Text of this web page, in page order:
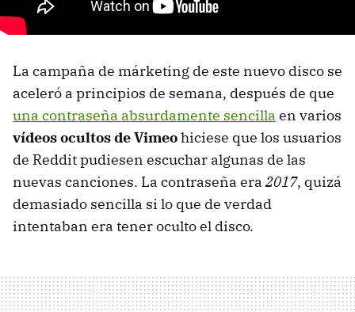
La campaña de márketing de este nuevo disco se
aceleró a principios de semana, después de que
una contraseña absurdamente sencilla en varios
vídeos ocultos de Vimeohiciese que los usuarios
de Reddit pudiesen escuchar algunas de las
nuevas canciones. La contraseña era2017, quizá
demasiado sencilla si lo que de verdad
intentaban era tener oculto el disco.